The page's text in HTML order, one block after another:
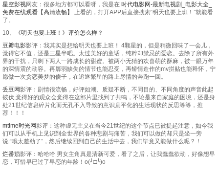
星空影视网友：很多地方都可以看呀，我是在 时代电影网-最新电视剧_电影大全_
免费在线观看【高清流畅】
上看的，打开APP后直接搜索“明天也要上班！”就能看
了。
10、
《明天也要上班！》评价怎么样？
豆瓣电影影评：我其实是想给明天也要上班！ 4颗星的，但是稍微回味了一会儿，
觉得它不值，还是三星半吧。太过美好的童话，纯粹却禁忌的爱恋。去除了所有外
界的干扰，只剩下两人一路成长的甜蜜。被两小无猜的欢喜萌的酥麻，被一眼万年
的深情震的动容。再孱弱缺失的情节也能忍受，再矫情造作的mv拼贴也能释怀，宁
愿做一次贪恋美梦的傻子，在追逐繁星的路上尽情的奔跑一回。
丢豆网影评：剧情很流畅，好评如潮、质疑不断，不同目的、不同角度的声音此起
彼伏,觉得好的观众会觉得在这部片里找到了共鸣，不论是来自家庭的困境，还是身
处21世纪信息碎片化而无孔不入导致的意识扁平化的生活现状的反思等等，推
荐！！！
mtime时光网影评：这种虚无主义在当今21世纪的这个节点已被提起注意，如今我
们可以从手机上见识到全世界的各种悲剧与痛苦，我们可以做的却只是坐一旁
说:“哦太差劲了”，然后继续回到自己的生活中去，我们毕竟又能做什么呢？！
烂番茄影评：哈哈哈 男女主角真是清新可爱，看了之后，让我蠢蠢欲动，好像想早
恋，可惜早已过了早恋的年龄！o(╯□╰)o